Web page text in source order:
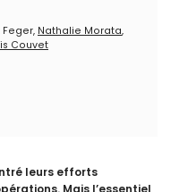
Nathalie Morata,
Couvet
leurs efforts
Mais l’essentiel